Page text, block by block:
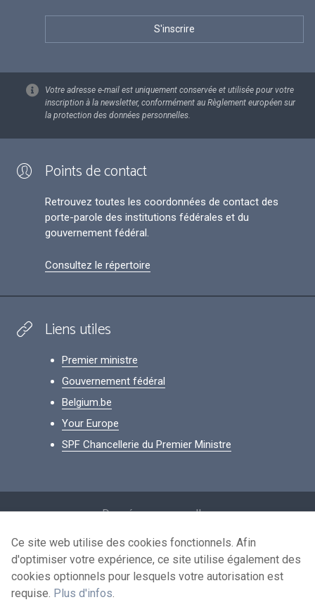
Votre adresse e-mail est uniquement conservée et utilisée pour votre
inscription à la newsletter, conformément au Règlement européen sur
la protection des données personnelles.
Points de contact
Retrouvez toutes les coordonnées de contact des
porte-parole des institutions fédérales et du
gouvernement fédéral.
Consultez le répertoire
Liens utiles
Premier ministre
Gouvernement fédéral
Belgium.be
Your Europe
SPF Chancellerie du Premier Ministre
Données personnelles
Conditions de réutilisation
Contactez-nous
Ce site web utilise des cookies fonctionnels. Afin
d'optimiser votre expérience, ce site utilise également des
cookies optionnels pour lesquels votre autorisation est
requise. Plus d'infos.